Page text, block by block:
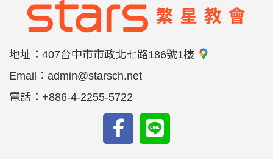
地址： 407台中市市政北七路186號1樓
Email： admin@starsch.net
電話： +886-4-2255-5722